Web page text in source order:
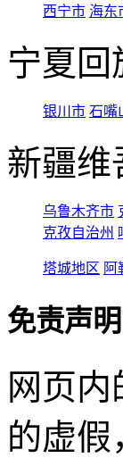
西宁市 海东
宁夏回
银川市 石嘴
新疆维
乌鲁木齐市
克孜自治州
塔城地区 阿
免责声明
网页
的虚